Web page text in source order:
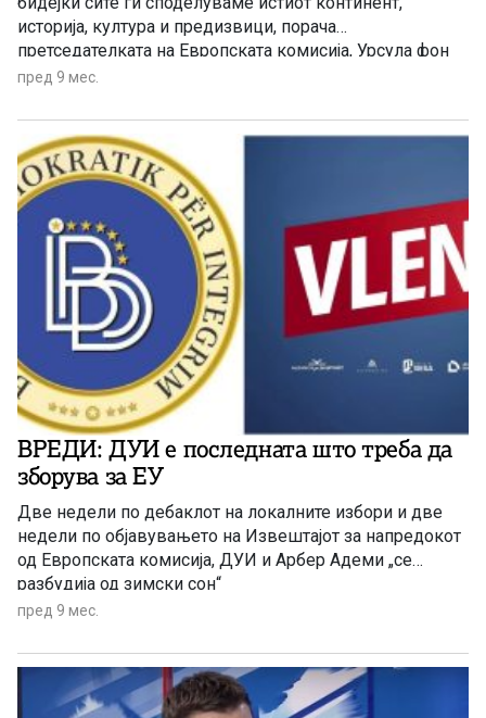
историја, култура и предизвици, порача
претседателката на Европската комисија, Урсула фон
дер Лајен во видео обраќање на „Форумот за
обезбедување на нашата иднина“ што се одржува
денеска во Брисел.
пред 9 мес.
ВРЕДИ: ДУИ е последната што треба да
зборува за ЕУ
Две недели по дебаклот на локалните избори и две
недели по објавувањето на Извештајот за напредокот
од Европската комисија, ДУИ и Арбер Адеми „се
разбудија од зимски сон“
пред 9 мес.